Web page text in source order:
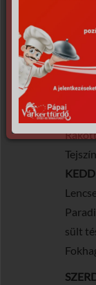
A
B
KEDD
sült